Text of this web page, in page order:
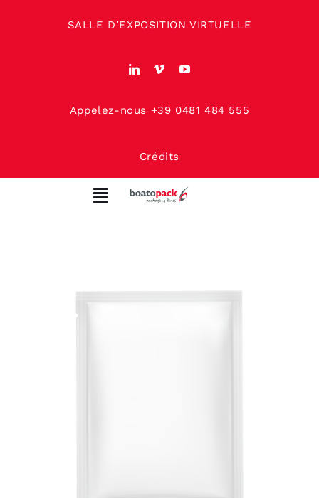
SALLE D’EXPOSITION VIRTUELLE
Appelez-nous +39 0481 484 555
Crédits
Toggle